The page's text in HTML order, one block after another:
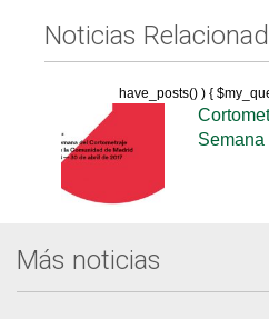
Noticias
have_posts() ) {
Semana
Más noticias